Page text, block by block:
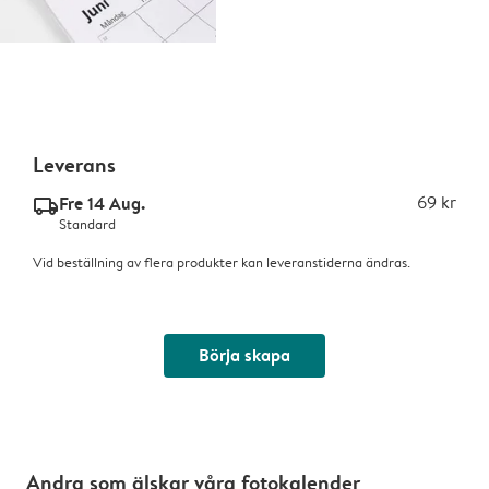
Leverans
delivery_standard_v2Fre 14 Aug. 69 kr
Standard
Vid beställning av flera produkter kan leveranstiderna ändras.
Börja skapa
Andra som älskar våra fotokalender